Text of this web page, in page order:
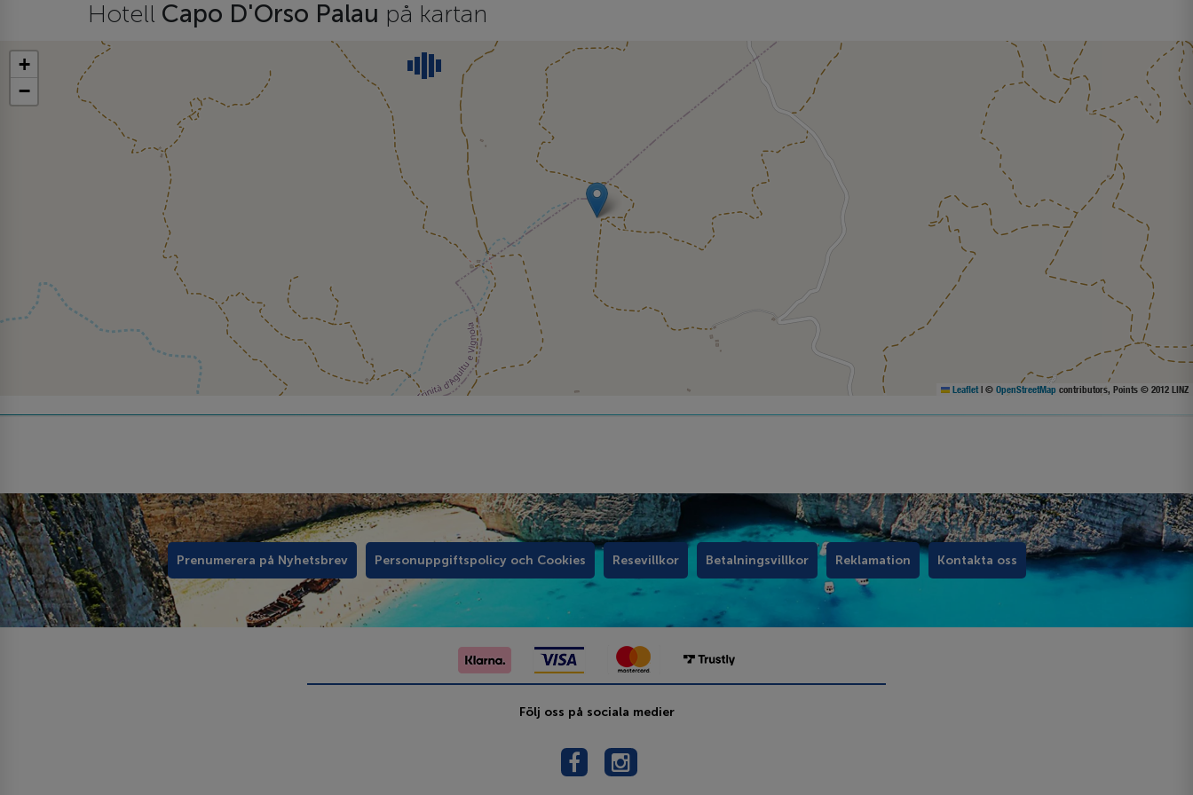
Hotell Capo D'Orso Palau på kartan
+
−
Leaflet | © OpenStreetMap contributors, Points © 2012 LINZ
Prenumerera på Nyhetsbrev Personuppgiftspolicy och Cookies Resevillkor Betalningsvillkor Reklamation Kontakta oss
Följ oss på sociala medier